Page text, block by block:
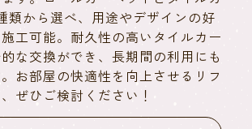
類から選べ、用途やデザインの好
工可能。耐久性の高いタイルカー
な交換ができ、長期間の利用にも
お部屋の快適性を向上させるリフ
ぜひご検討ください！